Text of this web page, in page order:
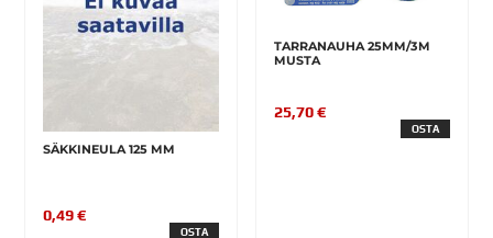
SÄKKINEULA 125 MM
0,49 €
OSTA
TARRANAUHA 25MM/3M
MUSTA
25,70 €
OSTA